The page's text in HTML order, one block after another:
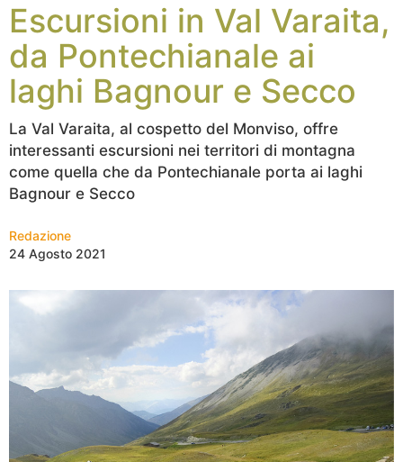
Escursioni in Val Varaita,
da Pontechianale ai
laghi Bagnour e Secco
La Val Varaita, al cospetto del Monviso, offre
interessanti escursioni nei territori di montagna
come quella che da Pontechianale porta ai laghi
Bagnour e Secco
Redazione
24 Agosto 2021